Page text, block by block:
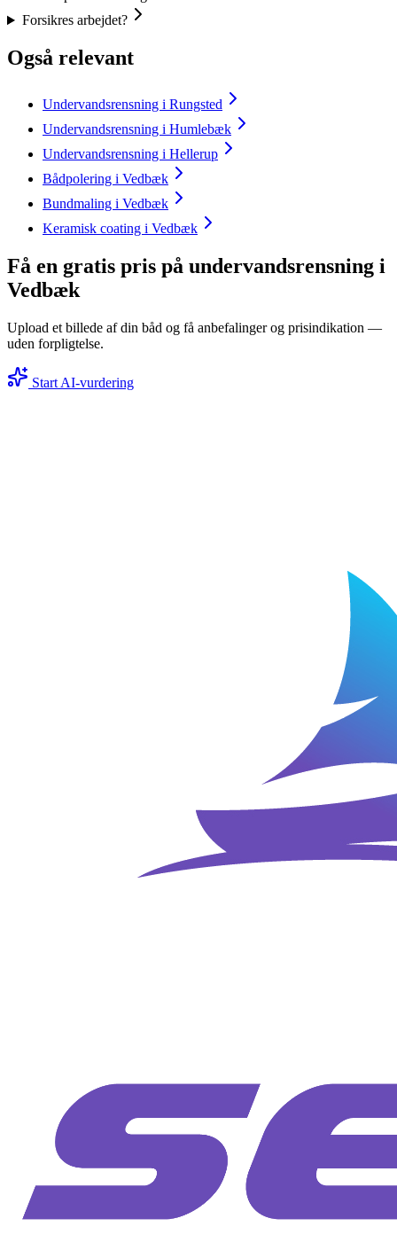
Forsikres arbejdet?
Også relevant
Undervandsrensning i Rungsted
Undervandsrensning i Humlebæk
Undervandsrensning i Hellerup
Bådpolering i Vedbæk
Bundmaling i Vedbæk
Keramisk coating i Vedbæk
Få en gratis pris på undervandsrensning i
Vedbæk
Upload et billede af din båd og få anbefalinger og prisindikation —
uden forpligtelse.
Start AI-vurdering